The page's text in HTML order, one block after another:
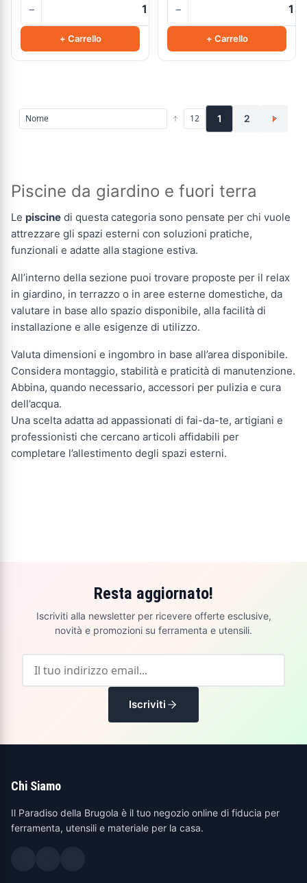
−
+ Carrello
−
+ Carrello
1 2 >
Piscine da giardino e fuori terra
Le piscine di questa categoria sono pensate per chi vuole
attrezzare gli spazi esterni con soluzioni pratiche,
funzionali e adatte alla stagione estiva.
All’interno della sezione puoi trovare proposte per il relax
in giardino, in terrazzo o in aree esterne domestiche, da
valutare in base allo spazio disponibile, alla facilità di
installazione e alle esigenze di utilizzo.
Valuta dimensioni e ingombro in base all’area disponibile.
Considera montaggio, stabilità e praticità di manutenzione.
Abbina, quando necessario, accessori per pulizia e cura
dell’acqua.
Una scelta adatta ad appassionati di fai-da-te, artigiani e
professionisti che cercano articoli affidabili per
completare l’allestimento degli spazi esterni.
Resta aggiornato!
Iscriviti alla newsletter per ricevere offerte esclusive,
novità e promozioni su ferramenta e utensili.
Iscriviti
Chi Siamo
Il Paradiso della Brugola è il tuo negozio online di fiducia per
ferramenta, utensili e materiale per la casa.